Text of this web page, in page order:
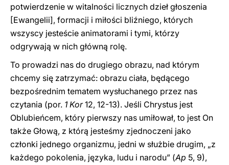
potwierdzenie w witalności licznych dzieł głoszenia
[Ewangelii], formacji i miłości bliźniego, których
wszyscy jesteście animatorami i tymi, którzy
odgrywają w nich główną rolę.
To prowadzi nas do drugiego obrazu, nad którym
chcemy się zatrzymać: obrazu ciała, będącego
bezpośrednim tematem wysłuchanego przez nas
czytania (por. 1 Kor12, 12-13). Jeśli Chrystus jest
Oblubieńcem, który pierwszy nas umiłował, to jest On
także Głową, z którą jesteśmy zjednoczeni jako
członki jednego organizmu, jedni w służbie drugim, „z
każdego pokolenia, języka, ludu i narodu” (Ap 5, 9),